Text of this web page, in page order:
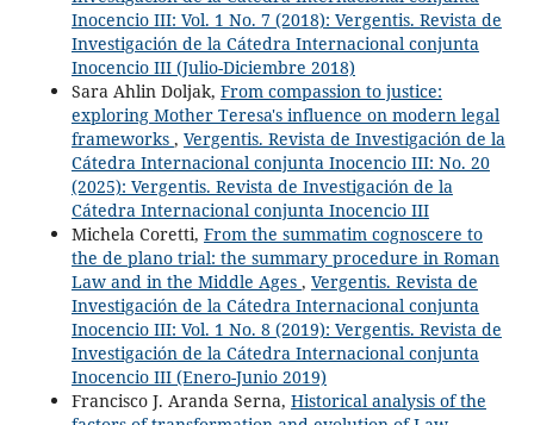
Inocencio III: Vol. 1 No. 7 (2018): Vergentis. Revista de
Investigación de la Cátedra Internacional conjunta
Inocencio III (Julio-Diciembre 2018)
Sara Ahlin Doljak, From compassion to justice:
exploring Mother Teresa's influence on modern legal
frameworks , Vergentis. Revista de Investigación de la
Cátedra Internacional conjunta Inocencio III: No. 20
(2025): Vergentis. Revista de Investigación de la
Cátedra Internacional conjunta Inocencio III
Michela Coretti, From the summatim cognoscere to
the de plano trial: the summary procedure in Roman
Law and in the Middle Ages , Vergentis. Revista de
Investigación de la Cátedra Internacional conjunta
Inocencio III: Vol. 1 No. 8 (2019): Vergentis. Revista de
Investigación de la Cátedra Internacional conjunta
Inocencio III (Enero-Junio 2019)
Francisco J. Aranda Serna, Historical analysis of the